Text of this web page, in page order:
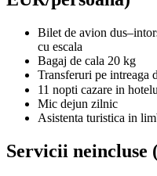
Bilet de avion
cu escala
Bagaj de cala 20 kg
Transferuri pe intreaga
11 nopti cazare in
Mic dejun zilnic
Asistenta turistica in
Servicii neincluse